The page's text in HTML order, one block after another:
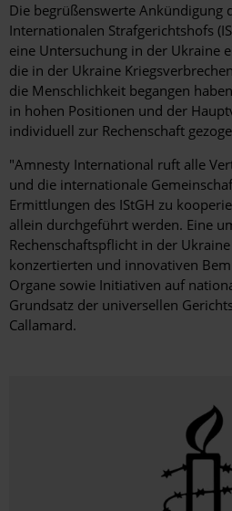
Die begrüßenswerte Ankündigung
Internationalen Strafgerichtshofs
eine Untersuchung in der Ukraine
die in der Ukraine
die Menschlichkeit begangen
in hohen Positionen und der
individuell zur Rechenschaft
"Amnesty International ruft alle
und die internationale
Ermittlungen des IStGH zu
allein durchgeführt werden. Eine
Rechenschaftspflicht in der
konzertierten und innovativen
Organe sowie Initiativen auf
Grundsatz der universellen
Callamard.